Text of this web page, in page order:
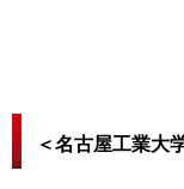
＜名古屋工業大